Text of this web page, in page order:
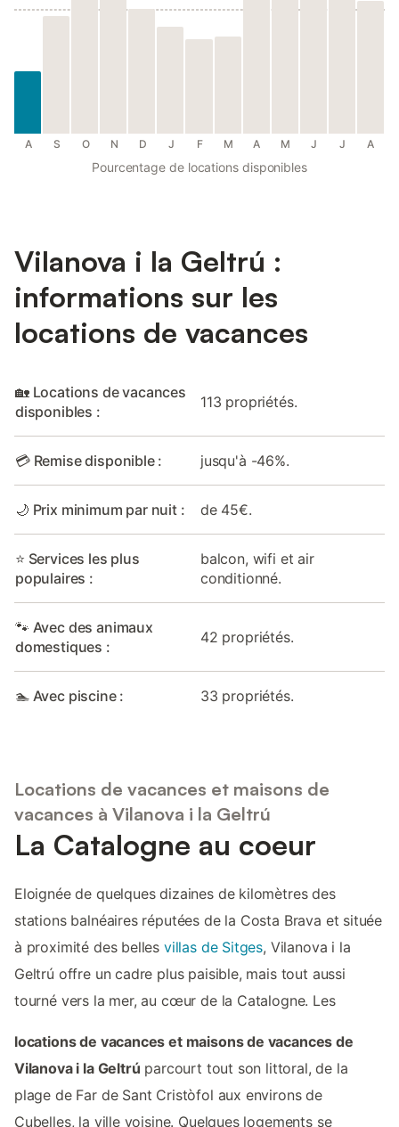
A S O N D J F M A M J J A
Pourcentage de locations disponibles
Vilanova i la Geltrú :
informations sur les
locations de vacances
🏡 Locations de vacances
disponibles :
113 propriétés.
💳 Remise disponible : jusqu'à -46%.
🌙 Prix minimum par nuit : de 45€.
⭐ Services les plus
populaires :
balcon, wifi et air
conditionné.
🐾 Avec des animaux
domestiques :
42 propriétés.
🏊 Avec piscine : 33 propriétés.
Locations de vacances et maisons de
vacances à Vilanova i la Geltrú
La Catalogne au coeur
Eloignée de quelques dizaines de kilomètres des
stations balnéaires réputées de la Costa Brava et située
à proximité des belles villas de Sitges, Vilanova i la
Geltrú offre un cadre plus paisible, mais tout aussi
tourné vers la mer, au cœur de la Catalogne. Les
locations de vacances et maisons de vacances de
Vilanova i la Geltrú parcourt tout son littoral, de la
plage de Far de Sant Cristòfol aux environs de
Cubelles, la ville voisine. Quelques logements se